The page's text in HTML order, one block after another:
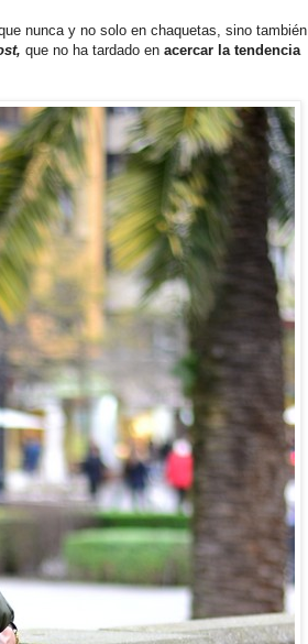
nunca y no solo en chaquetas, sino también
que no ha tardado en acercar la tendencia